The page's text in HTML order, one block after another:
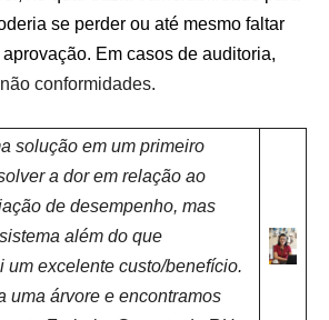
se perder ou até mesmo faltar
Em casos de auditoria,
conformidades.
solução em um primeiro
a dor em relação ao
de desempenho, mas
além do que
um excelente custo/benefício.
uma árvore e encontramos